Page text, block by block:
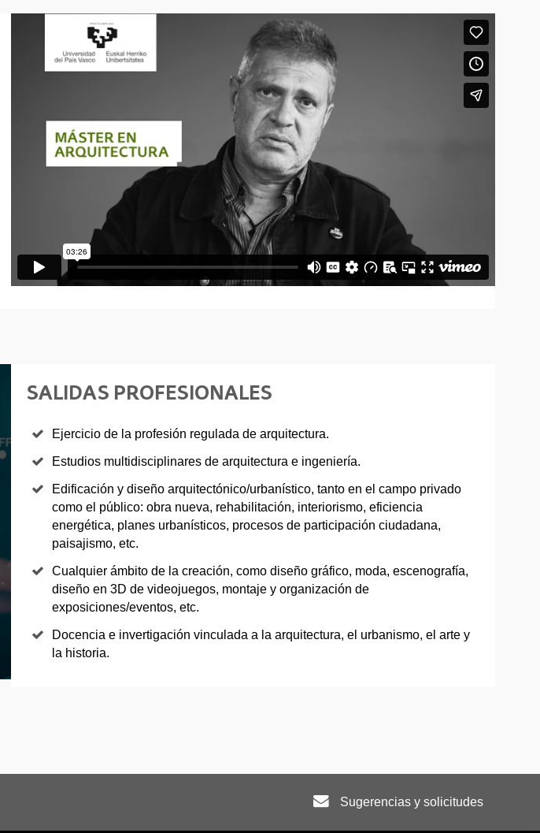
SALIDAS PROFESIONALES
Ejercicio de la profesión regulada de arquitectura.
Estudios multidisciplinares de arquitectura e ingeniería.
Edificación y diseño arquitectónico/urbanístico, tanto en el campo privado
como el público: obra nueva, rehabilitación, interiorismo, eficiencia
energética, planes urbanísticos, procesos de participación ciudadana,
paisajismo, etc.
Cualquier ámbito de la creación, como diseño gráfico, moda, escenografía,
diseño en 3D de videojuegos, montaje y organización de
exposiciones/eventos, etc.
Docencia e invertigación vinculada a la arquitectura, el urbanismo, el arte y
la historia.
Sugerencias y solicitudes